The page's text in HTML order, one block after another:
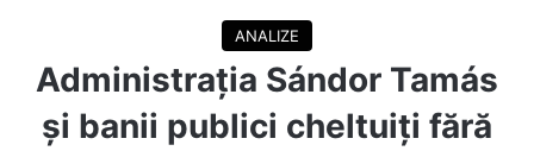
ANALIZE
Administrația Sándor Tamás
și banii publici cheltuiți fără